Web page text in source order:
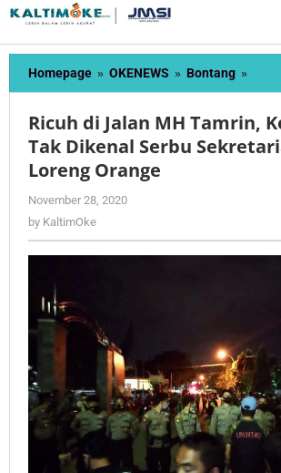
Skip
content
Homepage » OKENEWS » Bontang »
di
MH
Ricuh di Jalan MH Tamrin,
Tak Dikenal Serbu
Loreng Orange
November 28, 2020
by KaltimOke